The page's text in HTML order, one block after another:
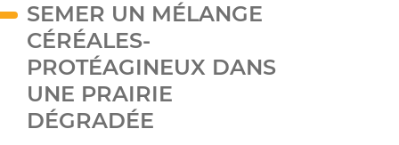
SEMER UN MÉLANGE
CÉRÉALES-
PROTÉAGINEUX DANS
UNE PRAIRIE
DÉGRADÉE